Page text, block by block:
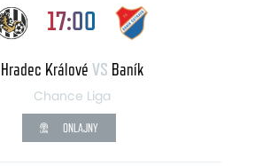
17:00
Hradec Králové VS Baník
Chance Liga
ONLAJNY